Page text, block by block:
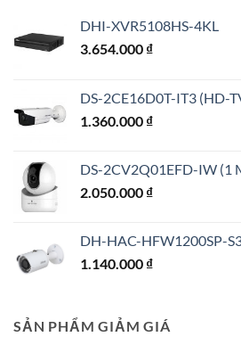
DHI-XVR5108HS-4KL
3.654.000 ₫
DS-2CE16D0T-IT3 (HD-
1.360.000 ₫
DS-2CV2Q01EFD-IW (1
2.050.000 ₫
DH-HAC-HFW1200SP-
1.140.000 ₫
SẢN PHẨM GIẢM GIÁ